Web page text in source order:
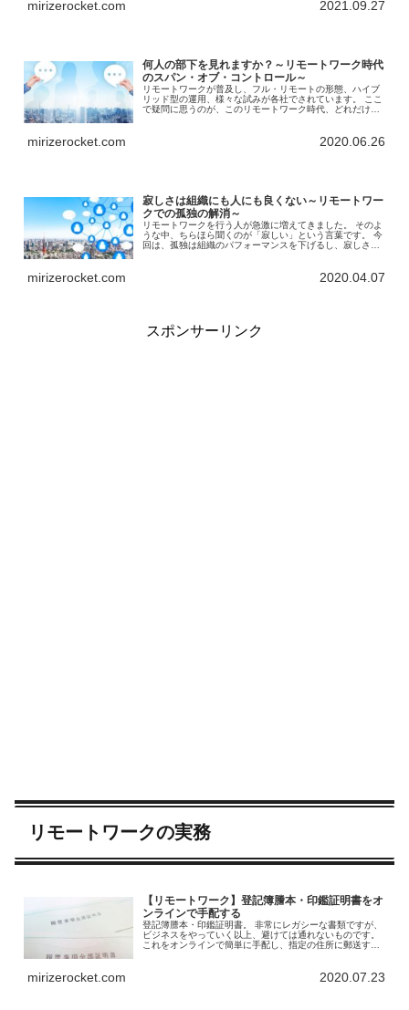
mirizerocket.com 2021.09.27
何人の部下を見れますか？～リモートワーク時代
のスパン・オブ・コントロール～
リモートワークが普及し、フル・リモートの形態、ハイブ
リッド型の運用、様々な試みが各社でされています。 ここ
で疑問に思うのが、このリモートワーク時代、どれだけの
mirizerocket.com 2020.06.26
寂しさは組織にも人にも良くない～リモートワー
クでの孤独の解消～
リモートワークを行う人が急激に増えてきました。 そのよ
うな中、ちらほら聞くのが「寂しい」という言葉です。 今
回は、孤独は組織のパフォーマンスを下げるし、寂しさを
mirizerocket.com 2020.04.07
スポンサーリンク
リモートワークの実務
【リモートワーク】登記簿謄本・印鑑証明書をオ
ンラインで手配する
登記簿謄本・印鑑証明書。 非常にレガシーな書類ですが、
ビジネスをやっていく以上、避けては通れないものです。
これをオンラインで簡単に手配し、指定の住所に郵送する
mirizerocket.com 2020.07.23